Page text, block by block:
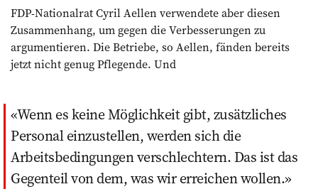
FDP-Nationalrat Cyril Aellen verwendete aber diesen
Zusammenhang, um gegen die Verbesserungen zu
argumentieren. Die Betriebe, so Aellen, fänden bereits
jetzt nicht genug Pflegende. Und
Wenn es keine Möglichkeit gibt, zusätzliches
Personal einzustellen, werden sich die
Arbeitsbedingungen verschlechtern. Das ist das
Gegenteil von dem, was wir erreichen wollen.